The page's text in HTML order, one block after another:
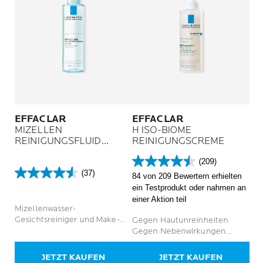
EFFACLAR
MIZELLEN
REINIGUNGSFLUID
(37)
4.6
Sternen.
37
Mizellenwasser-
Gesichtsreiniger und Make-
empfindliche Haut
JETZT KAUFEN
EFFACLAR
H ISO-BIOME
REINIGUNGSCREME
(209)
4.5
von
5
Sternen.
Bewertungen
84 von 209 Bewertern erhielten
ein Testprodukt oder nahmen an
einer Aktion teil
Gegen Hautunreinheiten
Gegen Nebenwirkungen
durch austrocknende Akne-
Behandlungen
JETZT KAUFEN